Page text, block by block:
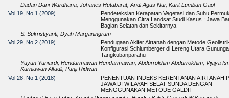
Dadan Dani Wardhana, Johanes Hutabarat, Andi Agus Nur, Karit Lumban Gaol
Vol 19, No 1 (2009)
Pendeteksian Kerapatan Vegetasi dan Suhu
Menggunakan Citra Landsat Studi Kasus : Jawa
Bagian Selatan dan Sekitarnya
S. Sukristiyanti, Dyah Marganingrum
Vol 29, No 2 (2019)
Pendugaan Akifer Airtanah dengan Metode
Konfigurasi Schlumberger di Lereng Utara
Tangkubanparahu
Yuyun Yuniardi, Hendarmawan Hendarmawan, Abdurrokhim Abdurrokhim, Vijaya
Kurniawan Alfadli, Panji Ridwan
Vol 28, No 1 (2018)
PENENTUAN INDEKS KERENTANAN AIRTANAH
JAWA DI WILAYAH SELAT SUNDA DENGAN
MENGGUNAKAN METODE GALDIT